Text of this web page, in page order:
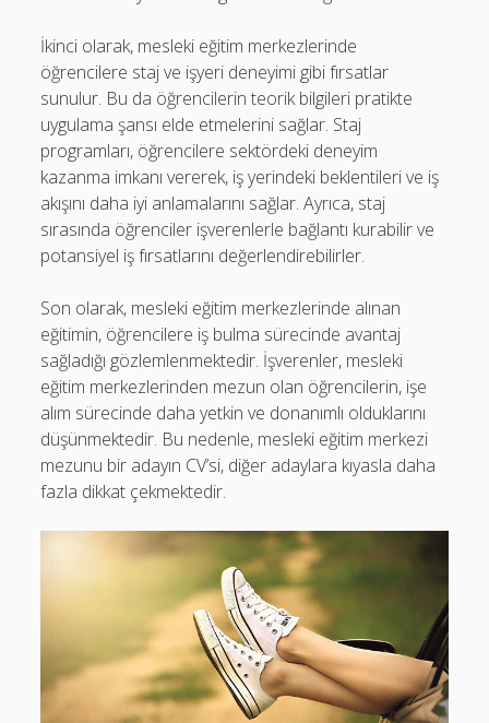
İkinci olarak, mesleki eğitim merkezlerinde
öğrencilere staj ve işyeri deneyimi gibi fırsatlar
sunulur. Bu da öğrencilerin teorik bilgileri pratikte
uygulama şansı elde etmelerini sağlar. Staj
programları, öğrencilere sektördeki deneyim
kazanma imkanı vererek, iş yerindeki beklentileri ve iş
akışını daha iyi anlamalarını sağlar. Ayrıca, staj
sırasında öğrenciler işverenlerle bağlantı kurabilir ve
potansiyel iş fırsatlarını değerlendirebilirler.
Son olarak, mesleki eğitim merkezlerinde alınan
eğitimin, öğrencilere iş bulma sürecinde avantaj
sağladığı gözlemlenmektedir. İşverenler, mesleki
eğitim merkezlerinden mezun olan öğrencilerin, işe
alım sürecinde daha yetkin ve donanımlı olduklarını
düşünmektedir. Bu nedenle, mesleki eğitim merkezi
mezunu bir adayın CV’si, diğer adaylara kıyasla daha
fazla dikkat çekmektedir.